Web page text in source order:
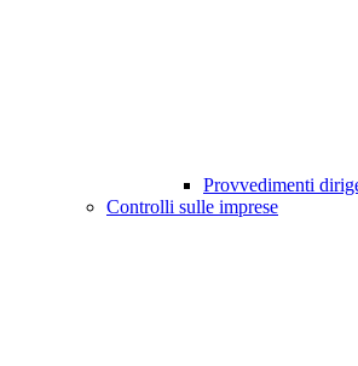
Provvedimenti
Controlli sulle imprese